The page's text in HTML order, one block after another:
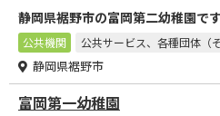
静岡県裾野市の富岡第二幼稚園です
公共機関 公共サービス、各種団体（そ
静岡県裾野市
富岡第一幼稚園